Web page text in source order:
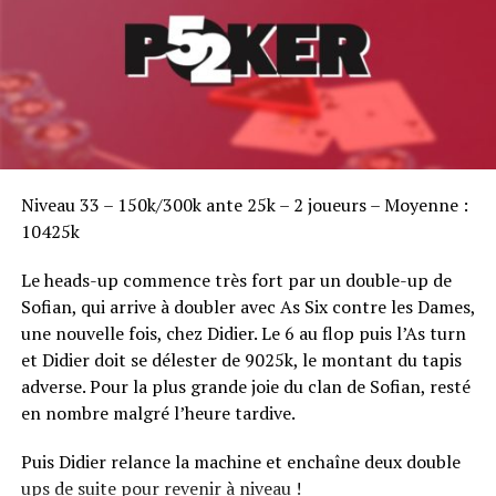
Grande nouveauté cette année, vous pourrez vous
affronter par équipe de trois lors d’une grande finale
par équipes d’un buy-in de 990 € qui se tiendra du 7 au 9
mars 2014. Un prizepool de 100 000 € est garanti !
Programme :
Vendredi 7 mars 2014 : Jour 1 – Tournois 9-10
Jour 1A à 10h
Jour 1B à 16h
Jour 1C à 22h
Samedi 8 mars 2014 : Jour 2 – Tournois 5-6 joueurs
Jour 2A à 14h (équipes qualifiées des jours 1A et
Niveau 33 – 150k/300k ante 25k – 2 joueurs – Moyenne :
10425k
Le heads-up commence très fort par un double-up de
Sofian, qui arrive à doubler avec As Six contre les Dames,
une nouvelle fois, chez Didier. Le 6 au flop puis l’As turn
et Didier doit se délester de 9025k, le montant du tapis
adverse. Pour la plus grande joie du clan de Sofian, resté
en nombre malgré l’heure tardive.
Puis Didier relance la machine et enchaîne deux double
ups de suite pour revenir à niveau !